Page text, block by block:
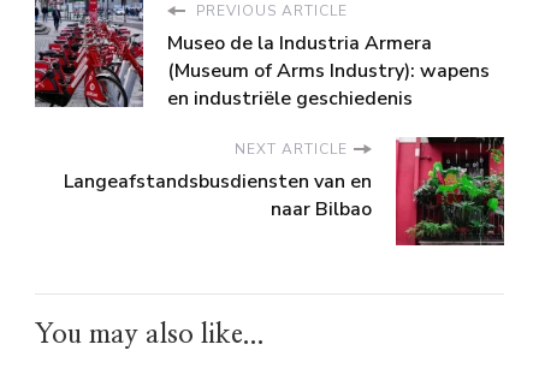
PREVIOUS ARTICLE
Museo de la Industria Armera
(Museum of Arms Industry): wapens
en industriële geschiedenis
NEXT ARTICLE
Langeafstandsbusdiensten van en
naar Bilbao
You may also like...